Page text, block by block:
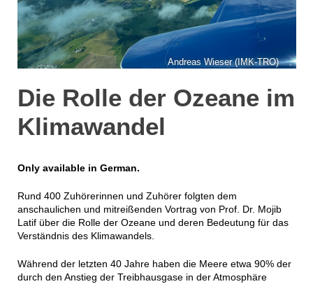
Andreas Wieser (IMK-TRO)
Die Rolle der Ozeane im
Klimawandel
Only available in German.
Rund 400 Zuhörerinnen und Zuhörer folgten dem
anschaulichen und mitreißenden Vortrag von Prof. Dr. Mojib
Latif über die Rolle der Ozeane und deren Bedeutung für das
Verständnis des Klimawandels.
Während der letzten 40 Jahre haben die Meere etwa 90% der
durch den Anstieg der Treibhausgase in der Atmosphäre